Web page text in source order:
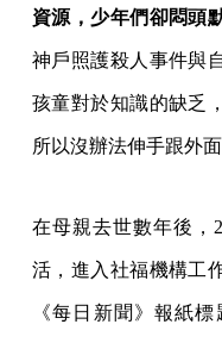
資源，少年們卻悶頭
神戶照護殺人事件與
孩童對於知識的缺乏
所以沒辦法伸手跟外
在母親去世數年後，
活，進入社福機構工
《每日新聞》報紙